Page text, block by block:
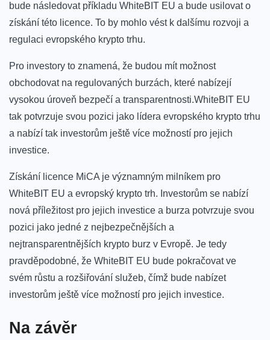
bude následovat příkladu WhiteBIT EU a⁤ bude usilovat o
získání této licence. To by ‍mohlo‌ vést k dalšímu rozvoji a
regulaci evropského krypto trhu.
Pro investory to znamená, že budou mít možnost
obchodovat​ na regulovaných burzách, které nabízejí
vysokou úroveň bezpečí a transparentnosti.WhiteBIT EU
tak potvrzuje‌ svou pozici jako lídera evropského krypto trhu
a nabízí ‌tak investorům ještě více možností pro ⁢jejich
investice.
Získání licence⁣ MiCA⁢ je významným milníkem pro
‍WhiteBIT EU a evropský krypto trh. Investorům se nabízí
nová příležitost pro jejich investice ‌a burza potvrzuje svou
pozici jako jedné z nejbezpečnějších a
nejtransparentnějších ‍krypto burz v Evropě. Je tedy
pravděpodobné, že WhiteBIT EU bude pokračovat ve
svém ⁣růstu ⁢a rozšiřování ‍služeb, čímž bude⁢ nabízet
investorům ještě více možností ⁢pro jejich ⁣investice.
Na závěr